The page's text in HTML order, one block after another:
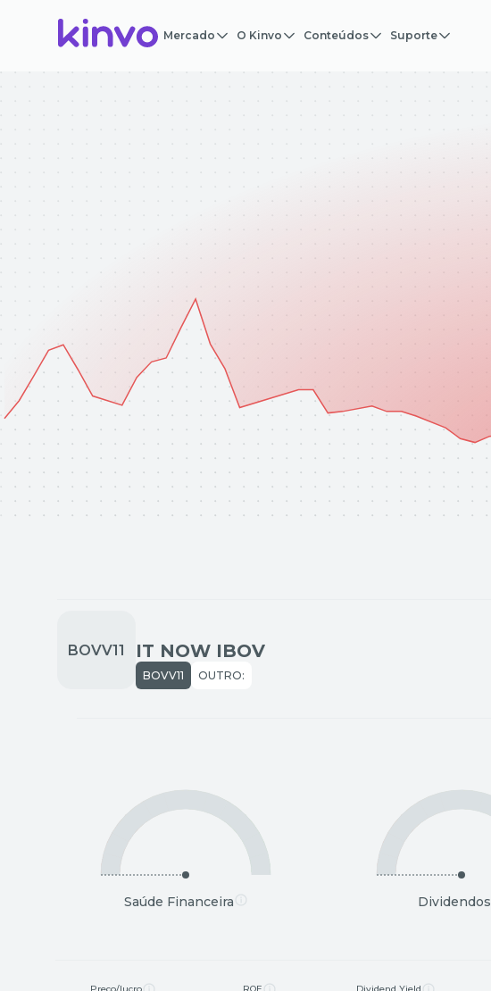
Mercado O Kinvo Conteúdos Suporte
IT NOW IBOV
BOVV11 OUTRO:
Saúde Financeira Dividendos